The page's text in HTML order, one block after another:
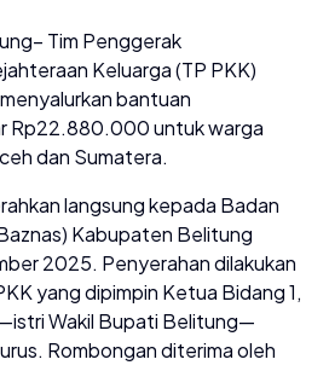
Tim Penggerak
Keluarga (TP PKK)
bantuan
Rp22.880.000 untuk warga
dan Sumatera.
langsung kepada Badan
Kabupaten Belitung
2025. Penyerahan dilakukan
yang dipimpin Ketua Bidang 1,
Wakil Bupati Belitung—
Rombongan diterima oleh